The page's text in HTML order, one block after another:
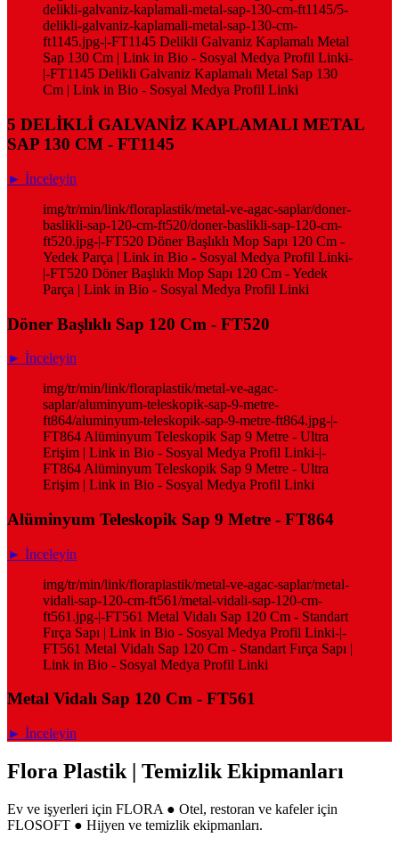
delikli-galvaniz-kaplamali-metal-sap-130-cm-ft1145/5-
delikli-galvaniz-kaplamali-metal-sap-130-cm-
ft1145.jpg-|-FT1145 Delikli Galvaniz Kaplamalı Metal
Sap 130 Cm | Link in Bio - Sosyal Medya Profil Linki-
|-FT1145 Delikli Galvaniz Kaplamalı Metal Sap 130
Cm | Link in Bio - Sosyal Medya Profil Linki
5 DELİKLİ GALVANİZ KAPLAMALI METAL
SAP 130 CM - FT1145
► İnceleyin
img/tr/min/link/floraplastik/metal-ve-agac-saplar/doner-
baslikli-sap-120-cm-ft520/doner-baslikli-sap-120-cm-
ft520.jpg-|-FT520 Döner Başlıklı Mop Sapı 120 Cm -
Yedek Parça | Link in Bio - Sosyal Medya Profil Linki-
|-FT520 Döner Başlıklı Mop Sapı 120 Cm - Yedek
Parça | Link in Bio - Sosyal Medya Profil Linki
Döner Başlıklı Sap 120 Cm - FT520
► İnceleyin
img/tr/min/link/floraplastik/metal-ve-agac-
saplar/aluminyum-teleskopik-sap-9-metre-
ft864/aluminyum-teleskopik-sap-9-metre-ft864.jpg-|-
FT864 Alüminyum Teleskopik Sap 9 Metre - Ultra
Erişim | Link in Bio - Sosyal Medya Profil Linki-|-
FT864 Alüminyum Teleskopik Sap 9 Metre - Ultra
Erişim | Link in Bio - Sosyal Medya Profil Linki
Alüminyum Teleskopik Sap 9 Metre - FT864
► İnceleyin
img/tr/min/link/floraplastik/metal-ve-agac-saplar/metal-
vidali-sap-120-cm-ft561/metal-vidali-sap-120-cm-
ft561.jpg-|-FT561 Metal Vidalı Sap 120 Cm - Standart
Fırça Sapı | Link in Bio - Sosyal Medya Profil Linki-|-
FT561 Metal Vidalı Sap 120 Cm - Standart Fırça Sapı |
Link in Bio - Sosyal Medya Profil Linki
Metal Vidalı Sap 120 Cm - FT561
► İnceleyin
Flora Plastik | Temizlik Ekipmanları
Ev ve işyerleri için FLORA ● Otel, restoran ve kafeler için
FLOSOFT ● Hijyen ve temizlik ekipmanları.